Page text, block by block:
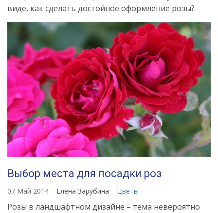
виде, как сделать достойное оформление розы?
Выбор места для посадки роз
07 Май 2014 Елена Зарубина Цветы
Розы в ландшафтном дизайне – тема невероятно